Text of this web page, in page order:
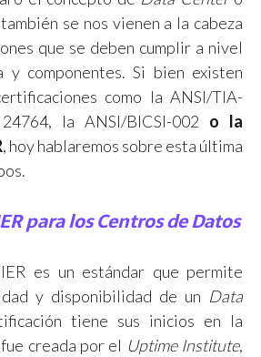
se nos vienen a la cabeza
que se deben cumplir a nivel
y componentes. Si bien existen
como la ANSI/TIA-
la ANSI/BICSI-002 o la
, hoy hablaremos sobre esta última
para los Centros de Datos
es un estándar que permite
y disponibilidad de un Data
tiene sus inicios en la
creada por el Uptime Institute,